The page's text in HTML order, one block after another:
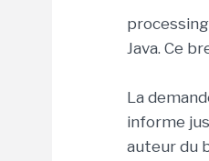
Java. Ce
La
informe
auteur du